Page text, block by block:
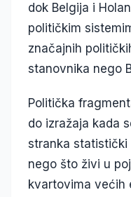
dok Belgija i
političkim
značajnih
stanovnika nego
Politička
do izražaja kada
stranka statistički
nego što živi u
kvartovima većih